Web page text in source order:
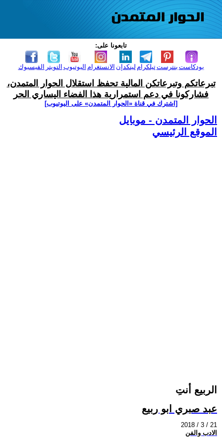
تابعونا على:
الفيسبوك التويتر اليوتيوب الانستغرام لينكدإن تيلكرامبنترست بودكاست
تبرعاتكم وتبرعاتكن المالية تحفظ استقلال الحوار المتمدن،
فشاركونا في دعم استمرارية هذا الفضاء اليساري الحر
[اشترك في قناة ‫«الحوار المتمدن» على اليوتيوب]
الحوار المتمدن - موبايل
الموقع الرئيسي
الربيع أنتِ
عبد صبري ابو ربيع
2018 / 3 / 21
الادب والفن